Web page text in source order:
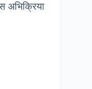
अभिक्रिया